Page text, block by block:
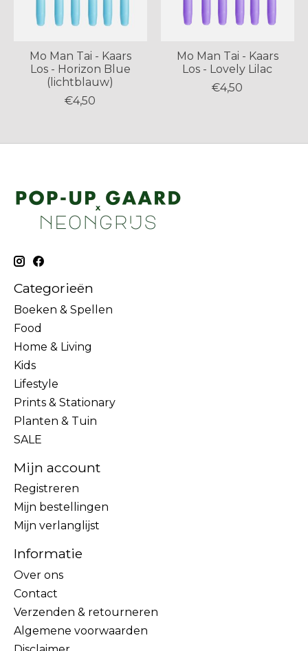
Mo Man Tai - Kaars
Los - Horizon Blue
(lichtblauw)
€4,50
Mo Man Tai - Kaars
Los - Lovely Lilac
€4,50
Categorieën
Boeken & Spellen
Food
Home & Living
Kids
Lifestyle
Prints & Stationary
Planten & Tuin
SALE
Mijn account
Registreren
Mijn bestellingen
Mijn verlanglijst
Informatie
Over ons
Contact
Verzenden & retourneren
Algemene voorwaarden